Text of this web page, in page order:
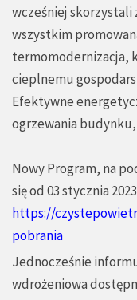
wcześniej skorzystali
wszystkim
termomodernizacja,
cieplnemu
Efektywne
ogrzewania
Nowy Program, na
się od 03 stycznia
https://
pobrania
Jednocześnie
wdrożeniowa